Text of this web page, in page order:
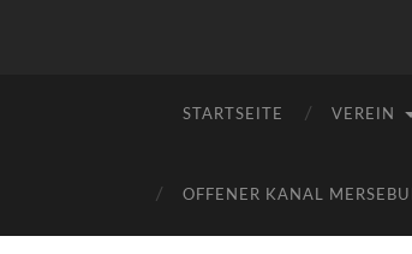
STARTSEITE VEREIN
OFFENER KANAL